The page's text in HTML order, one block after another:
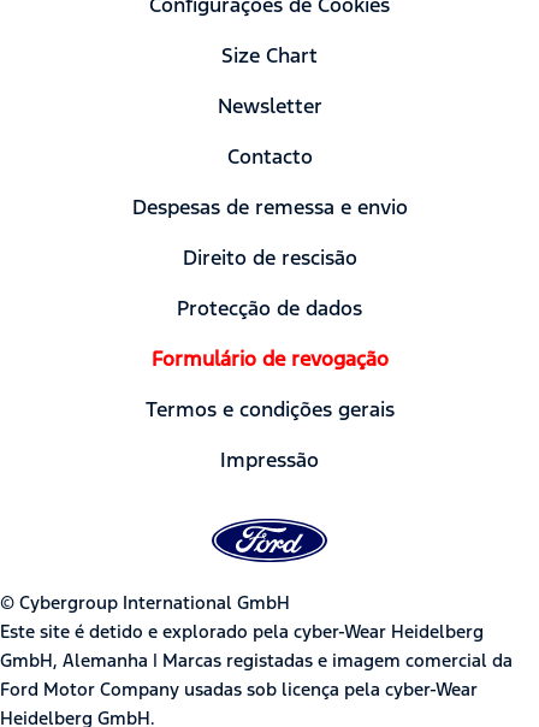
Size Chart
Newsletter
Contacto
Despesas de remessa e envio
Direito de rescisão
Protecção de dados
Formulário de revogação
Termos e condições gerais
Impressão
© Cybergroup International GmbH
Este site é detido e explorado pela cyber-Wear Heidelberg
GmbH, Alemanha | Marcas registadas e imagem comercial da
Ford Motor Company usadas sob licença pela cyber-Wear
Heidelberg GmbH.